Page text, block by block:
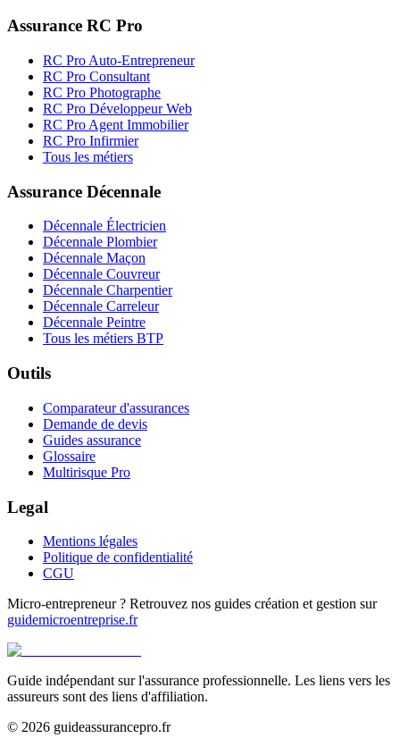
Assurance RC Pro
RC Pro Auto-Entrepreneur
RC Pro Consultant
RC Pro Photographe
RC Pro Développeur Web
RC Pro Agent Immobilier
RC Pro Infirmier
Tous les métiers
Assurance Décennale
Décennale Électricien
Décennale Plombier
Décennale Maçon
Décennale Couvreur
Décennale Charpentier
Décennale Carreleur
Décennale Peintre
Tous les métiers BTP
Outils
Comparateur d'assurances
Demande de devis
Guides assurance
Glossaire
Multirisque Pro
Legal
Mentions légales
Politique de confidentialité
CGU
Micro-entrepreneur ? Retrouvez nos guides création et gestion sur
guidemicroentreprise.fr
Guide indépendant sur l'assurance professionnelle. Les liens vers les
assureurs sont des liens d'affiliation.
© 2026 guideassurancepro.fr